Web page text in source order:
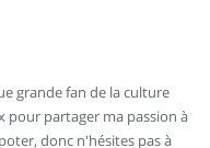
grande fan de la culture
pour partager ma passion à
donc n'hésites pas à